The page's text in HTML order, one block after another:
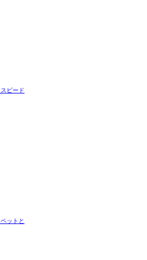
スピード
ペットと